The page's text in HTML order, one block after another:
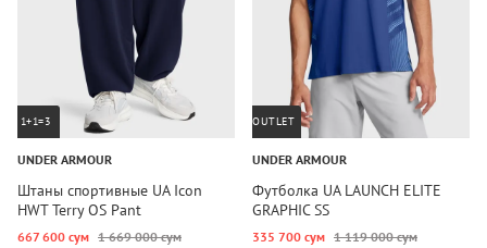
1+1=3
UNDER ARMOUR
Штаны спортивные UA Icon
HWT Terry OS Pant
667 600 сум 1 669 000 сум
OUTLET
UNDER ARMOUR
Футболка UA LAUNCH ELITE
GRAPHIC SS
335 700 сум 1 119 000 сум